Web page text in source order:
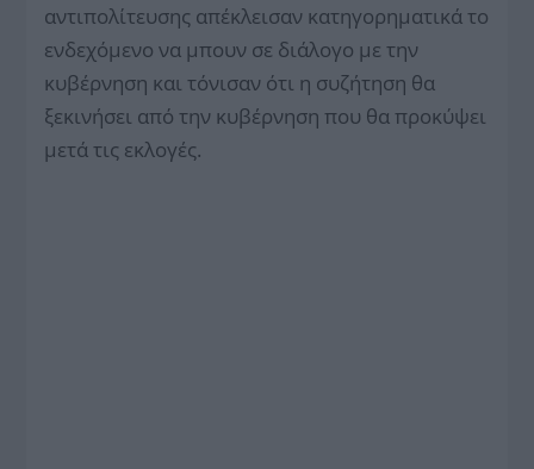
αντιπολίτευσης απέκλεισαν κατηγορηματικά το
ενδεχόμενο να μπουν σε διάλογο με την
κυβέρνηση και τόνισαν ότι η συζήτηση θα
ξεκινήσει από την κυβέρνηση που θα προκύψει
μετά τις εκλογές.